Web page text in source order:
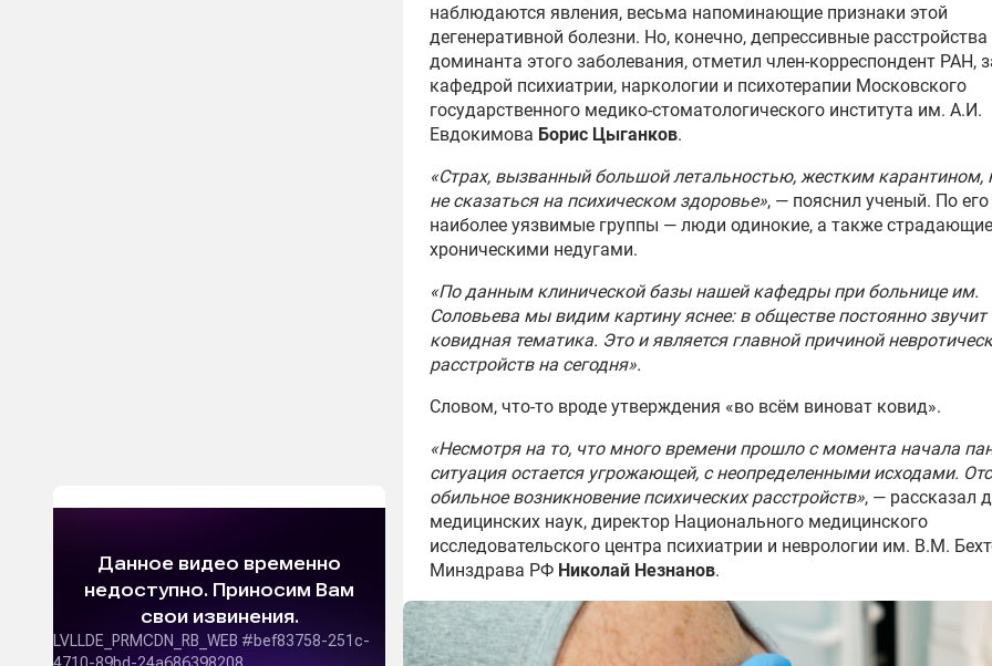
наблюдаются явления, весьма напоминающие признаки этой
дегенеративной болезни. Но, конечно, депрессивные
доминанта этого заболевания, отметил член-корреспондент РАН,
кафедрой психиатрии, наркологии и психотерапии Московского
государственного медико-стоматологического института им. А.И.
Евдокимова Борис Цыганков.
«Страх, вызванный большой летальностью, жестким карантином,
не сказаться на психическом здоровье», — пояснил ученый. По
наиболее уязвимые группы — люди одинокие, а также страдающие
хроническими недугами.
«По данным клинической базы нашей кафедры при больнице им.
Соловьева мы видим картину яснее: в обществе постоянно звучит
ковидная тематика. Это и является главной причиной
расстройств на сегодня».
Словом, что-то вроде утверждения «во всём виноват ковид».
«Несмотря на то, что много времени прошло с момента начала
ситуация остается угрожающей, с неопределенными исходами.
обильное возникновение психических расстройств», — рассказал
медицинских наук, директор Национального медицинского
исследовательского центра психиатрии и неврологии им. В.М.
Минздрава РФ Николай Незнанов.